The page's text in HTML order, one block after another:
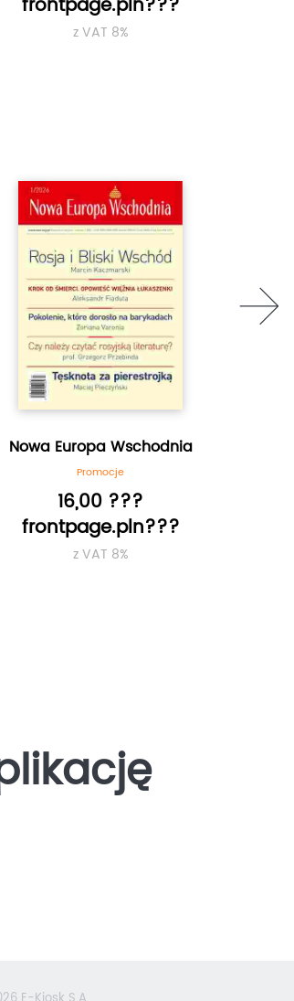
frontpage.pln???
z VAT 8%
Nowa Europa Wschodnia
Promocje
16,00 ???
frontpage.pln???
z VAT 8%
next